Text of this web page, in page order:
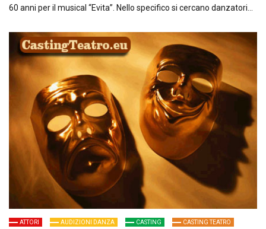
60 anni per il musical “Evita”. Nello specifico si cercano danzatori…
ATTORI AUDIZIONI DANZA CASTING
CASTING TEATRO